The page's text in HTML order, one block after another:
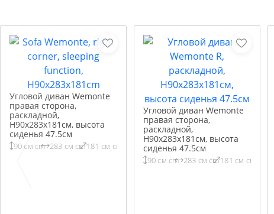
Угловой диван Wemonte
правая сторона,
раскладной,
H90x283x181см, высота
сиденья 47.5см
90 см cm 283 см cm181 см cm
Угловой диван Wemonte
правая сторона,
раскладной,
H90x283x181см, высота
сиденья 47.5см
90 см cm 283 см cm181 см cm